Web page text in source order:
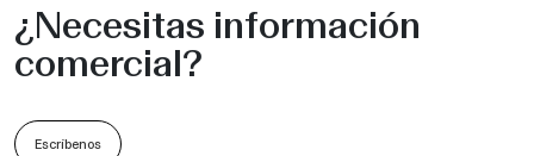
¿Necesitas información
comercial?
Escríbenos